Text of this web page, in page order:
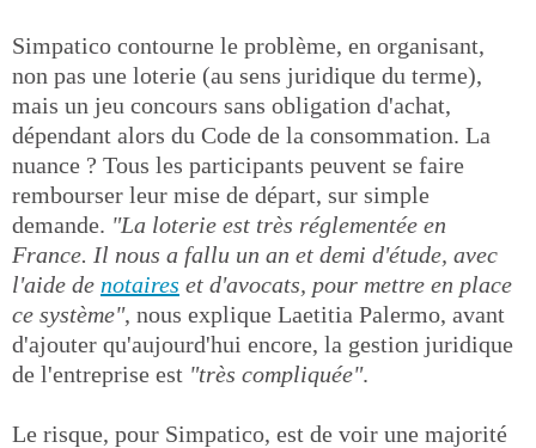
Simpatico contourne le problème, en organisant,
non pas une loterie (au sens juridique du terme),
mais un jeu concours sans obligation d'achat,
dépendant alors du Code de la consommation. La
nuance ? Tous les participants peuvent se faire
rembourser leur mise de départ, sur simple
demande. "La loterie est très réglementée en
France. Il nous a fallu un an et demi d'étude, avec
l'aide de notaires et d'avocats, pour mettre en place
ce système", nous explique Laetitia Palermo, avant
d'ajouter qu'aujourd'hui encore, la gestion juridique
de l'entreprise est "très compliquée".
Le risque, pour Simpatico, est de voir une majorité